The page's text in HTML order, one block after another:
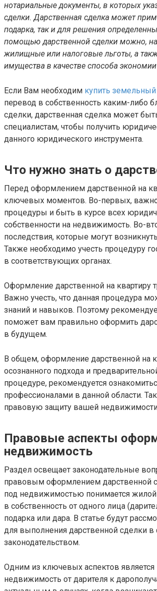
нотариальные документы, в которых
сделки. Дарственная сделка может
подарка, так и для решения
помощью дарственной сделки можно,
жилищные или налоговые льготы, а
имущества в качестве способа экономии
Если Вам необходим купить
перевод в собственность каким-либо
сделки, дарственная сделка может
специалистам, чтобы получить
данного юридического инструмента.
Что нужно знать о
Перед оформлением дарственной на
ключевых моментов. Во-первых,
процедуры и быть в курсе всех
собственности на недвижимость. Во-
последствия, которые могут
Также необходимо учесть процедуру
в соответствующих органах.
Оформление дарственной на квартиру
Важно учесть, что данная процедура
знаний и навыков. Поэтому
поможет вам правильно оформить
в будущем.
В общем, оформление дарственной на
осознанного подхода и
процедуре, рекомендуется
профессионалами в данной области.
правовую защиту вашей
Правовые аспекты
недвижимость
Раздел освещает законодательные
правовым оформлением дарственной
под недвижимостью понимается
в собственность от одного лица
подарка или дара. В статье будут
для выполнения дарственной сделки
законодательством.
Одним из ключевых аспектов является
недвижимость от дарителя к